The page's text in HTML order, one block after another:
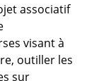
associatif
visant à
outiller les
sur